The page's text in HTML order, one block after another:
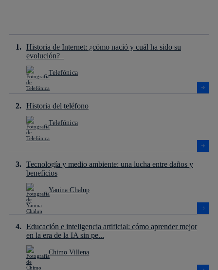
Historia de Internet: ¿cómo nació y cuál ha sido su
evolución?
Telefónica
Historia del teléfono
Telefónica
Tecnología y medio ambiente: una lucha entre daños y
beneficios
Yanina Chalup
Educación e inteligencia artificial: cómo aprender mejor
en la era de la IA sin pe...
Chimo Villena